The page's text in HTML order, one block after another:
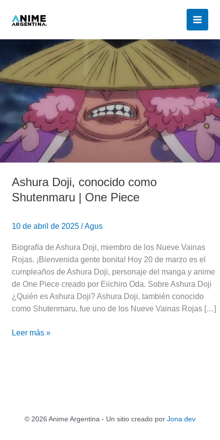
Ashura Doji, conocido como
Shutenmaru | One Piece
10 de abril de 2025 /Agus
Biografía de Ashura Doji, miembro de los Nueve Vainas
Rojas. ¡Bienvenida gente bonita! Hoy 20 de marzo es el
cumpleaños de Ashura Doji, personaje del manga y anime
de One Piece creado por Eiichiro Oda. Sobre Ashura Doji
¿Quién es Ashura Doji? Ashura Doji, también conocido
como Shutenmaru, fue uno de los Nueve Vainas Rojas […]
Doji,
conocido
como
Shutenmaru
One
Piece
Leer más »
© 2026 Anime Argentina - Un sitio creado por Jona dev